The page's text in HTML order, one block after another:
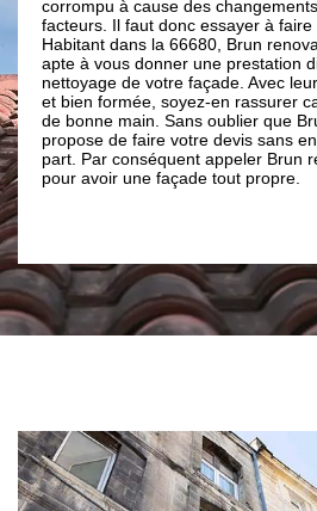
des changements climatiques et
donc essayer à faire un nettoyage
66680, Brun renovation à Canohes est
une prestation digne de ce nom
façade. Avec leur équipe super
soyez-en rassurer car votre travail est
Sans oublier que Brun renovation vous
votre devis sans engagement de votre
appeler Brun renovation à
façade tout propre.